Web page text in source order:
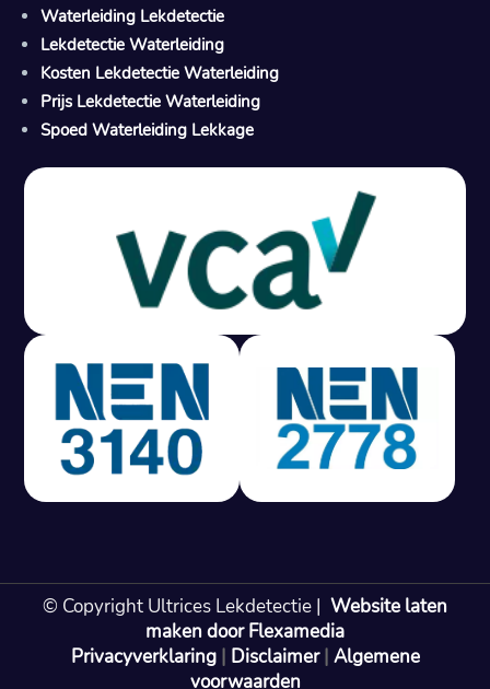
M
Gratis offerte in 24 uur
Geen lekkage? Geen betaling.
Vast tarief van € 395,- exc btw.
Rapport binnen 3 werkdagen.
100% RIsicovrij.
Vaak vergoed door verzekeraar.
Gratis offerte in 24 uur
Bel: 085 080 55 42
Waterleiding Lekdetectie
Lekdetectie Waterleiding
Kosten Lekdetectie Waterleiding
Prijs Lekdetectie Waterleiding
Spoed Waterleiding Lekkage
© Copyright Ultrices Lekdetectie | Website laten
maken door Flexamedia
Privacyverklaring| Disclaimer| Algemene
voorwaarden